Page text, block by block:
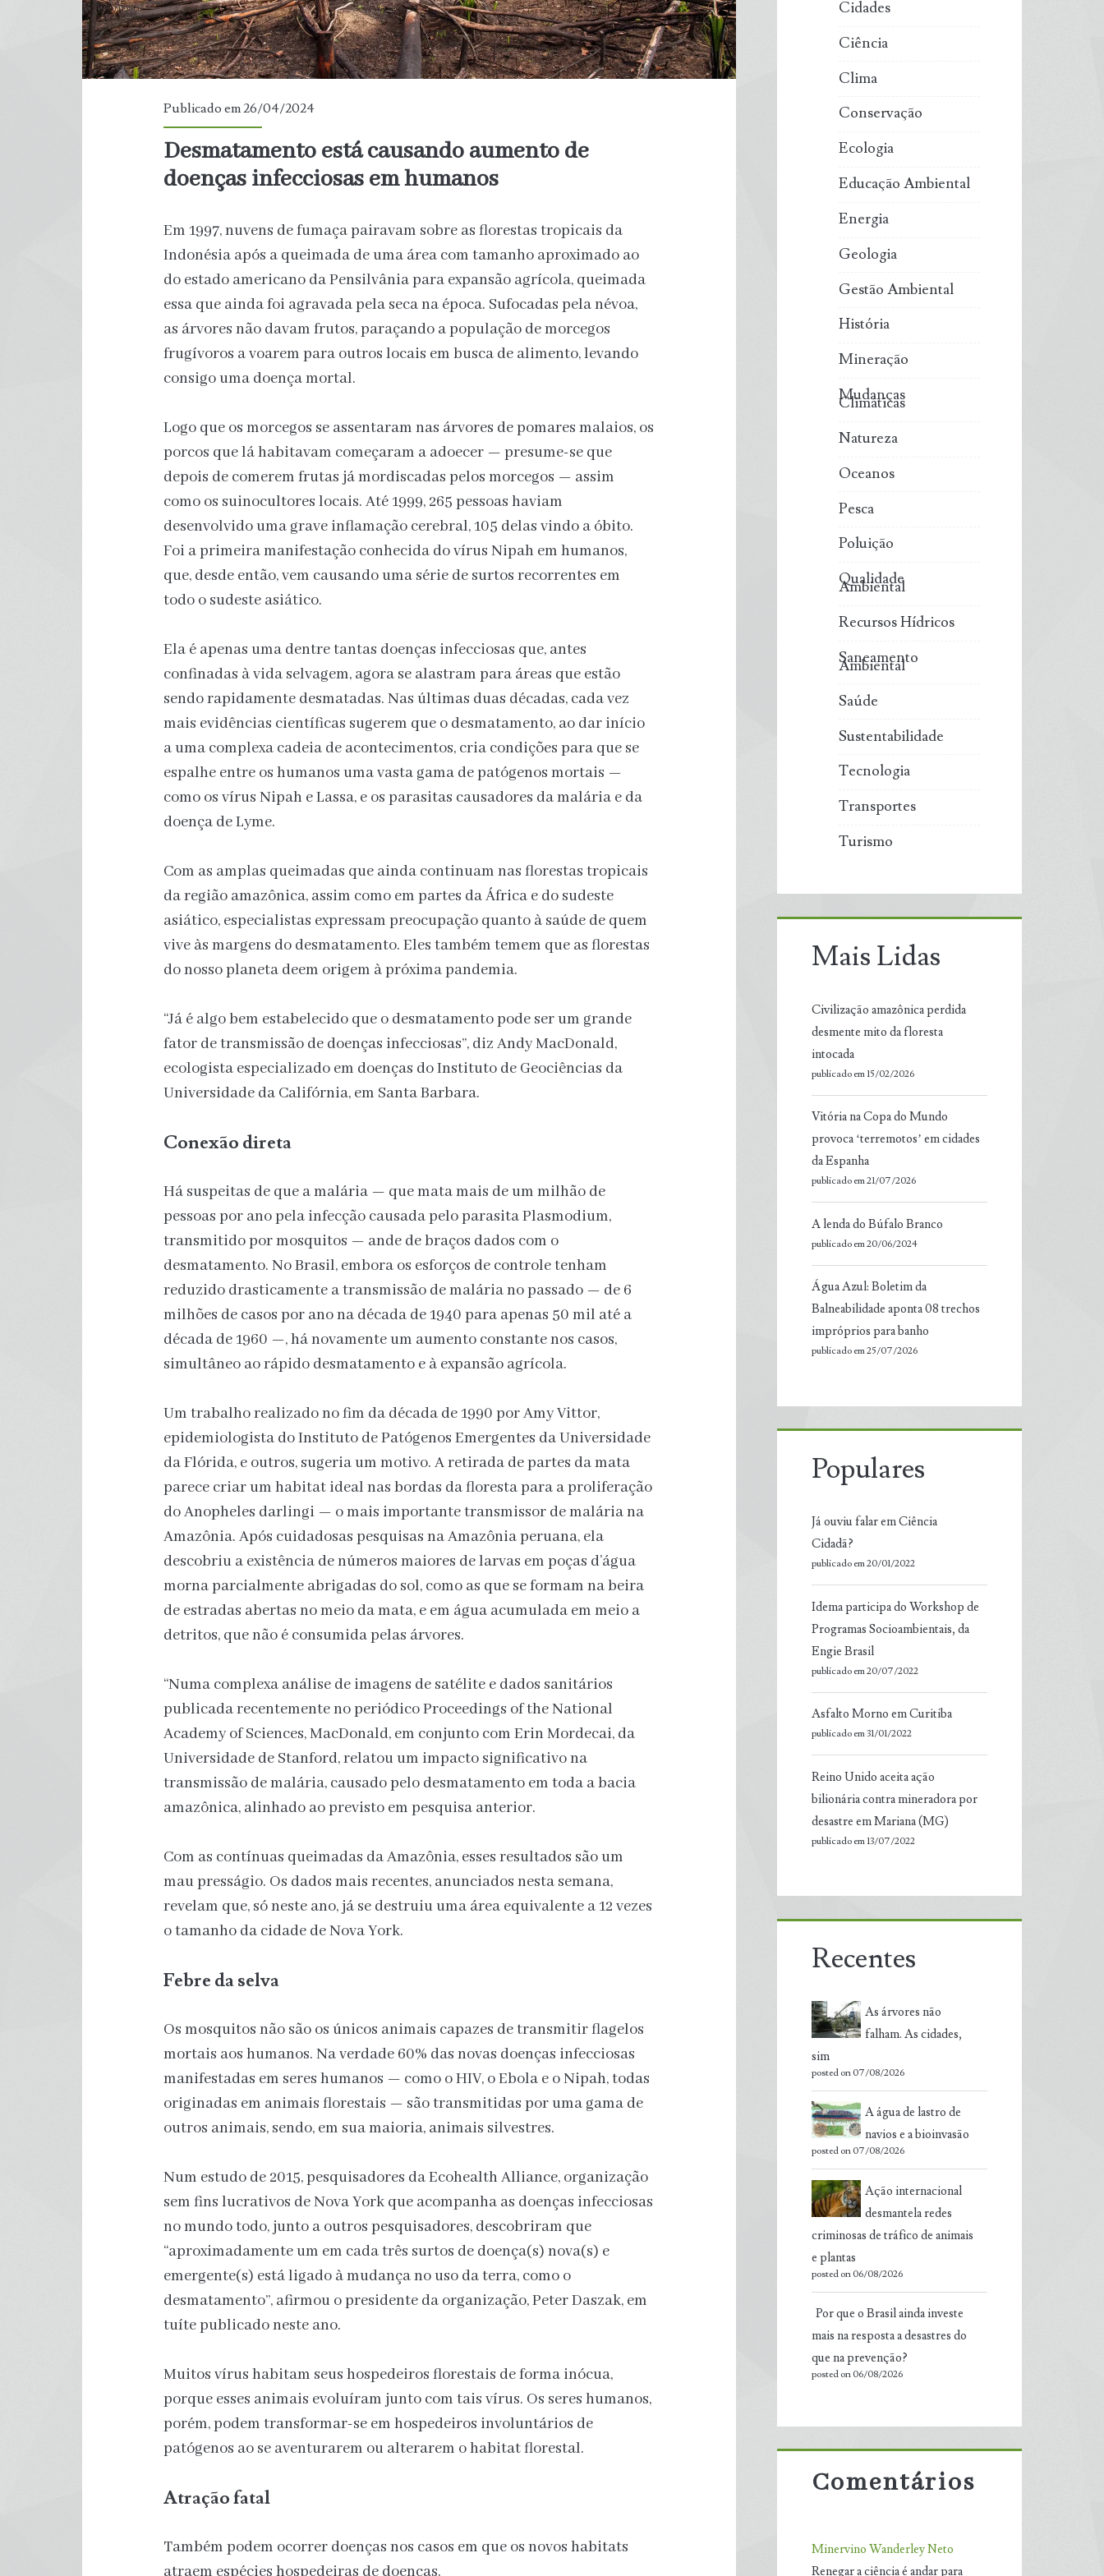
Publicado em 26/04/2024
Desmatamento está causando aumento de
doenças infecciosas em humanos
Em 1997, nuvens de fumaça pairavam sobre as florestas tropicais da
Indonésia após a queimada de uma área com tamanho aproximado ao
do estado americano da Pensilvânia para expansão agrícola, queimada
essa que ainda foi agravada pela seca na época. Sufocadas pela névoa,
as árvores não davam frutos, paraçando a população de morcegos
frugívoros a voarem para outros locais em busca de alimento, levando
consigo uma doença mortal.
Logo que os morcegos se assentaram nas árvores de pomares malaios, os
porcos que lá habitavam começaram a adoecer — presume-se que
depois de comerem frutas já mordiscadas pelos morcegos — assim
como os suinocultores locais. Até 1999, 265 pessoas haviam
desenvolvido uma grave inflamação cerebral, 105 delas vindo a óbito.
Foi a primeira manifestação conhecida do vírus Nipah em humanos,
que, desde então, vem causando uma série de surtos recorrentes em
todo o sudeste asiático.
Ela é apenas uma dentre tantas doenças infecciosas que, antes
confinadas à vida selvagem, agora se alastram para áreas que estão
sendo rapidamente desmatadas. Nas últimas duas décadas, cada vez
mais evidências científicas sugerem que o desmatamento, ao dar início
a uma complexa cadeia de acontecimentos, cria condições para que se
espalhe entre os humanos uma vasta gama de patógenos mortais —
como os vírus Nipah e Lassa, e os parasitas causadores da malária e da
doença de Lyme.
Com as amplas queimadas que ainda continuam nas florestas tropicais
da região amazônica, assim como em partes da África e do sudeste
asiático, especialistas expressam preocupação quanto à saúde de quem
vive às margens do desmatamento. Eles também temem que as florestas
do nosso planeta deem origem à próxima pandemia.
“Já é algo bem estabelecido que o desmatamento pode ser um grande
fator de transmissão de doenças infecciosas”, diz Andy MacDonald,
ecologista especializado em doenças do Instituto de Geociências da
Universidade da Califórnia, em Santa Barbara.
Conexão direta
Há suspeitas de que a malária — que mata mais de um milhão de
pessoas por ano pela infecção causada pelo parasita Plasmodium,
transmitido por mosquitos — ande de braços dados com o
desmatamento. No Brasil, embora os esforços de controle tenham
reduzido drasticamente a transmissão de malária no passado — de 6
milhões de casos por ano na década de 1940 para apenas 50 mil até a
década de 1960 —, há novamente um aumento constante nos casos,
simultâneo ao rápido desmatamento e à expansão agrícola.
Um trabalho realizado no fim da década de 1990 por Amy Vittor,
epidemiologista do Instituto de Patógenos Emergentes da Universidade
da Flórida, e outros, sugeria um motivo. A retirada de partes da mata
parece criar um habitat ideal nas bordas da floresta para a proliferação
do Anopheles darlingi — o mais importante transmissor de malária na
Amazônia. Após cuidadosas pesquisas na Amazônia peruana, ela
descobriu a existência de números maiores de larvas em poças d’água
morna parcialmente abrigadas do sol, como as que se formam na beira
de estradas abertas no meio da mata, e em água acumulada em meio a
detritos, que não é consumida pelas árvores.
“Numa complexa análise de imagens de satélite e dados sanitários
publicada recentemente no periódico Proceedings of the National
Academy of Sciences, MacDonald, em conjunto com Erin Mordecai, da
Universidade de Stanford, relatou um impacto significativo na
transmissão de malária, causado pelo desmatamento em toda a bacia
amazônica, alinhado ao previsto em pesquisa anterior.
Com as contínuas queimadas da Amazônia, esses resultados são um
mau presságio. Os dados mais recentes, anunciados nesta semana,
revelam que, só neste ano, já se destruiu uma área equivalente a 12 vezes
o tamanho da cidade de Nova York.
Febre da selva
Os mosquitos não são os únicos animais capazes de transmitir flagelos
mortais aos humanos. Na verdade 60% das novas doenças infecciosas
manifestadas em seres humanos — como o HIV, o Ebola e o Nipah, todas
originadas em animais florestais — são transmitidas por uma gama de
outros animais, sendo, em sua maioria, animais silvestres.
Num estudo de 2015, pesquisadores da Ecohealth Alliance, organização
sem fins lucrativos de Nova York que acompanha as doenças infecciosas
no mundo todo, junto a outros pesquisadores, descobriram que
“aproximadamente um em cada três surtos de doença(s) nova(s) e
emergente(s) está ligado à mudança no uso da terra, como o
desmatamento”, afirmou o presidente da organização, Peter Daszak, em
tuíte publicado neste ano.
Muitos vírus habitam seus hospedeiros florestais de forma inócua,
porque esses animais evoluíram junto com tais vírus. Os seres humanos,
porém, podem transformar-se em hospedeiros involuntários de
patógenos ao se aventurarem ou alterarem o habitat florestal.
Atração fatal
Também podem ocorrer doenças nos casos em que os novos habitats
Cidades
Ciência
Clima
Conservação
Ecologia
Educação Ambiental
Energia
Geologia
Gestão Ambiental
História
Mineração
Mudanças
Climáticas
Natureza
Oceanos
Pesca
Poluição
Qualidade
Ambiental
Recursos Hídricos
Saneamento
Ambiental
Saúde
Sustentabilidade
Tecnologia
Transportes
Turismo
Mais Lidas
Civilização amazônica perdida
desmente mito da floresta
intocada
publicado em 15/02/2026
Vitória na Copa do Mundo
provoca ‘terremotos’ em cidades
da Espanha
publicado em 21/07/2026
A lenda do Búfalo Branco
publicado em 20/06/2024
Água Azul: Boletim da
Balneabilidade aponta 08 trechos
impróprios para banho
publicado em 25/07/2026
Populares
Já ouviu falar em Ciência
Cidadã?
publicado em 20/01/2022
Idema participa do Workshop de
Programas Socioambientais, da
Engie Brasil
publicado em 20/07/2022
Asfalto Morno em Curitiba
publicado em 31/01/2022
Reino Unido aceita ação
bilionária contra mineradora por
desastre em Mariana (MG)
publicado em 13/07/2022
Recentes
As árvores não
falham. As cidades,
sim
posted on 07/08/2026
A água de lastro de
navios e a bioinvasão
posted on 07/08/2026
Ação internacional
desmantela redes
criminosas de tráfico de animais
e plantas
posted on 06/08/2026
Por que o Brasil ainda investe
mais na resposta a desastres do
que na prevenção?
posted on 06/08/2026
Comentários
Minervino Wanderley Neto
Renegar a ciência é andar para